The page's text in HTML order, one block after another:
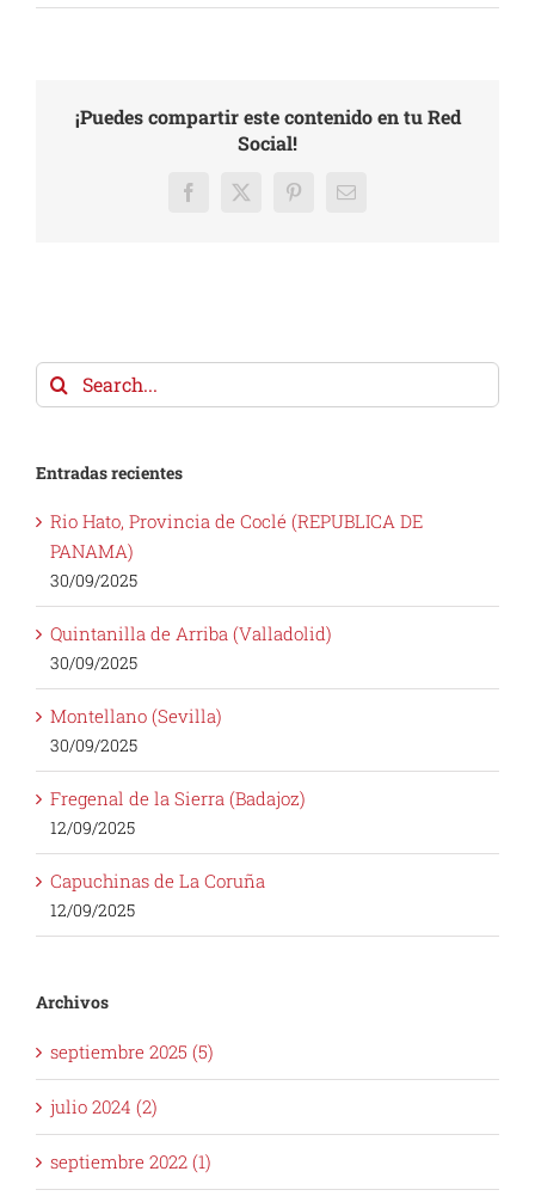
¡Puedes compartir este contenido en tu Red
Social!
Facebook
X PinterestEmail
Search
for:
Entradas recientes
Rio Hato, Provincia de Coclé (REPUBLICA DE
PANAMA)
30/09/2025
Quintanilla de Arriba (Valladolid)
30/09/2025
Montellano (Sevilla)
30/09/2025
Fregenal de la Sierra (Badajoz)
12/09/2025
Capuchinas de La Coruña
12/09/2025
Archivos
septiembre 2025 (5)
julio 2024 (2)
septiembre 2022 (1)